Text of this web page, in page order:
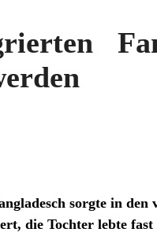
sorgte in den
die Tochter lebte fast